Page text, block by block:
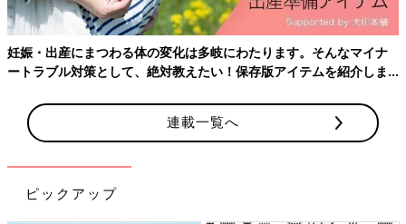
妊娠・出産にまつわる体の変化は多岐にわたります。そんなマイナ
ートラブル対策として、絶対教えたい！保存版アイテムを紹介しま
連載一覧へ
ピックアップ